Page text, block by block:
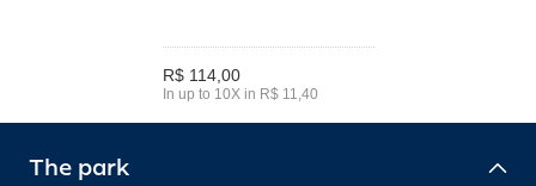
R$ 114,00
In up to 10X in R$ 11,40
The park